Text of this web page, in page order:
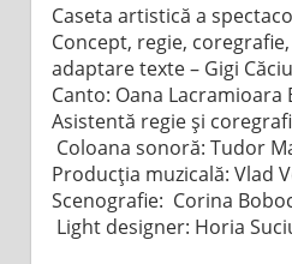
Caseta artistică a
Concept, regie,
adaptare texte – Gigi
Canto: Oana Lacramioara
Asistentă regie și
Coloana sonoră: Tudor
Producția muzicală: Vlad
Scenografie: Corina
Light designer: Horia